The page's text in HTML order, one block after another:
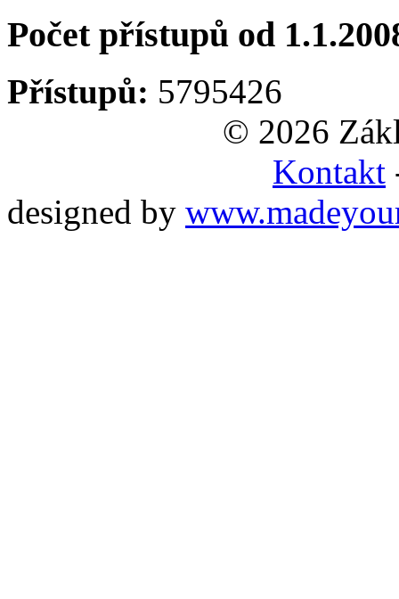
Počet přístupů od
Přístupů: 5795426
© 2026
Kontakt
designed by